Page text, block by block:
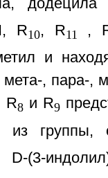
R10, R11
,
и
, пара-,
R8 и R9
из группы,
(3-